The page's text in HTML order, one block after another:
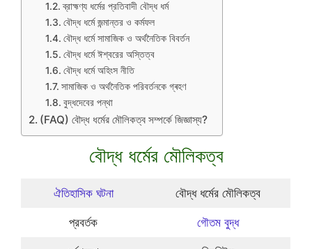
ব্রাহ্মণ্য ধর্মের প্রতিবাদী বৌদ্ধ ধর্ম
বৌদ্ধ ধর্মে জন্মান্তর ও কর্মফল
বৌদ্ধ ধর্মে সামাজিক ও অর্থনৈতিক বিবর্তন
বৌদ্ধ ধর্মে ঈশ্বরের অস্তিত্ব
বৌদ্ধ ধর্মে অহিংস নীতি
সামাজিক ও অর্থনৈতিক পরিবর্তনকে গ্ৰহণ
বুদ্ধদেবের পন্থা
(FAQ) বৌদ্ধ ধর্মের মৌলিকত্ব সম্পর্কে জিজ্ঞাস্য?
বৌদ্ধ ধর্মের মৌলিকত্ব
ঐতিহাসিক ঘটনা বৌদ্ধ ধর্মের মৌলিকত্ব
প্রবর্তক গৌতম বুদ্ধ